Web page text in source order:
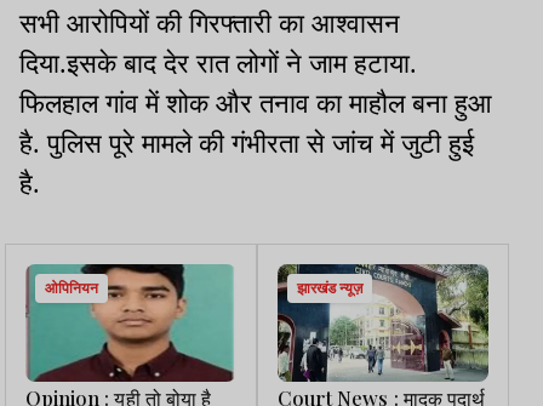
सभी आरोपियों की गिरफ्तारी का आश्वासन
दिया.इसके बाद देर रात लोगों ने जाम हटाया.
फिलहाल गांव में शोक और तनाव का माहौल बना हुआ
है. पुलिस पूरे मामले की गंभीरता से जांच में जुटी हुई
है.
ओपिनियन
Opinion : यही तो बोया है
झारखंड न्यूज़
Court News : मादक पदार्थ